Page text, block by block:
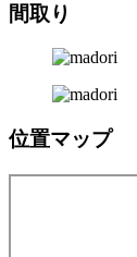
間取り
位置マップ